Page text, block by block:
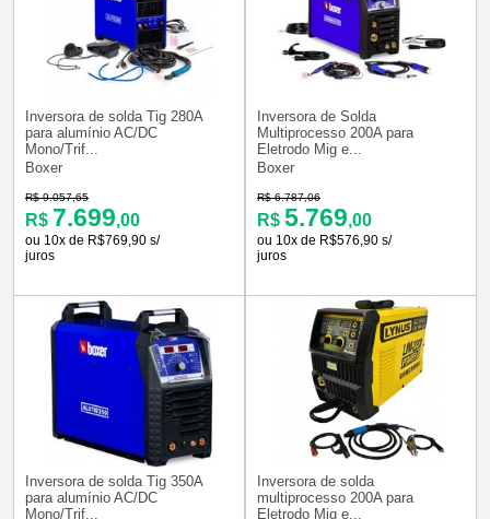
Inversora de solda Tig 280A
para alumínio AC/DC
Mono/Trif...
Boxer
R$ 9.057,65
R$ 7.699,00
ou 10x de R$769,90 s/
juros
Inversora de Solda
Multiprocesso 200A para
Eletrodo Mig e...
Boxer
R$ 6.787,06
R$ 5.769,00
ou 10x de R$576,90 s/
juros
Inversora de solda Tig 350A
para alumínio AC/DC
Mono/Trif...
Inversora de solda
multiprocesso 200A para
Eletrodo Mig e...